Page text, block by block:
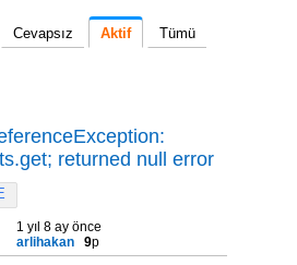
Cevapsız Aktif Tümü
returned null error
1 yıl 8 ay önce
arlihakan
9p